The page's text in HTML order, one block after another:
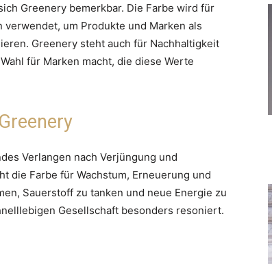
Greenery bemerkbar. Die Farbe wird für
um Produkte und Marken als
Greenery steht auch für Nachhaltigkeit
für Marken macht, die diese Werte
Verlangen nach Verjüngung und
die Farbe für Wachstum, Erneuerung und
Sauerstoff zu tanken und neue Energie zu
Gesellschaft besonders resoniert.